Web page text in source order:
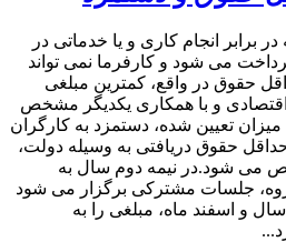
انجام کاری و یا خدماتی در
می شود و کارفرما نمی تواند
حقوق در واقع، کمترین مبلغی
و با همکاری یکدیگر مشخص
تعیین شده، دستمزد به کارگران
حقوق دریافتی به وسیله دولت،
می شود.در نیمه دوم سال به
جلسات مشترکی برگزار می شود
و اسفند ماه، مبلغی را به